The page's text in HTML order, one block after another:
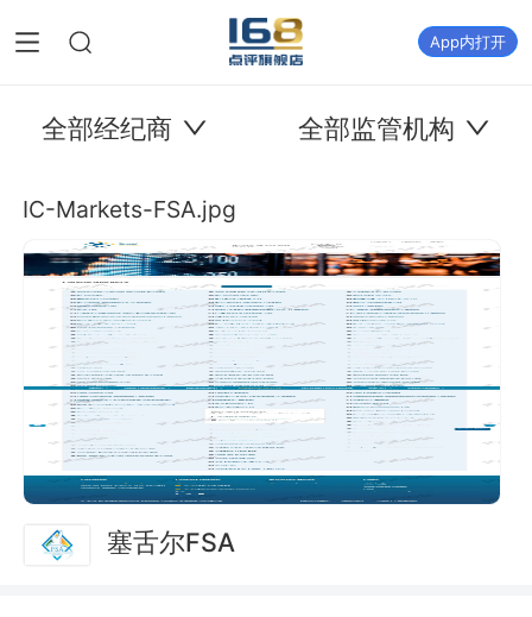
App内打开
全部经纪商 全部监管机构
IC-Markets-FSA.jpg
塞舌尔FSA